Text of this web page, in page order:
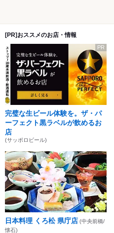
[PR]おススメのお店・情報
PR
完璧な生ビール体験を。ザ・パ
ーフェクト黒ラベルが飲めるお
店
(サッポロビール)
日本料理 くろ松 県庁店 (中央前橋/
懐石)